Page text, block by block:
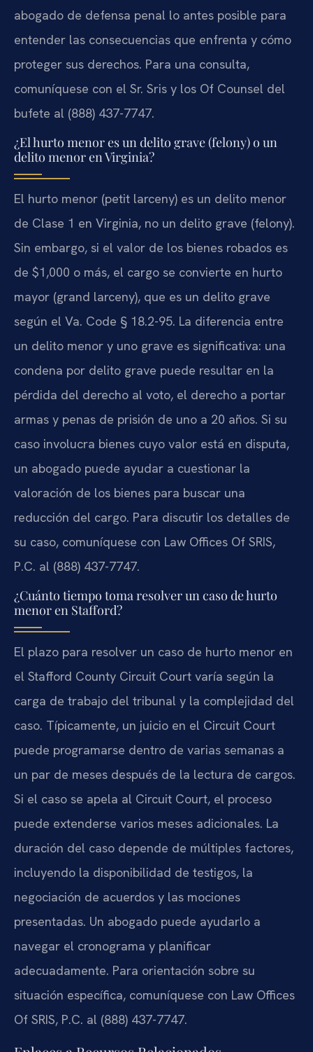
abogado de defensa penal lo antes posible para
entender las consecuencias que enfrenta y cómo
proteger sus derechos. Para una consulta,
comuníquese con el Sr. Sris y los Of Counsel del
bufete al (888) 437-7747.
¿El hurto menor es un delito grave (felony) o un
delito menor en Virginia?
El hurto menor (petit larceny) es un delito menor
de Clase 1 en Virginia, no un delito grave (felony).
Sin embargo, si el valor de los bienes robados es
de $1,000 o más, el cargo se convierte en hurto
mayor (grand larceny), que es un delito grave
según el Va. Code § 18.2-95. La diferencia entre
un delito menor y uno grave es significativa: una
condena por delito grave puede resultar en la
pérdida del derecho al voto, el derecho a portar
armas y penas de prisión de uno a 20 años. Si su
caso involucra bienes cuyo valor está en disputa,
un abogado puede ayudar a cuestionar la
valoración de los bienes para buscar una
reducción del cargo. Para discutir los detalles de
su caso, comuníquese con Law Offices Of SRIS,
P.C. al (888) 437-7747.
¿Cuánto tiempo toma resolver un caso de hurto
menor en Stafford?
El plazo para resolver un caso de hurto menor en
el Stafford County Circuit Court varía según la
carga de trabajo del tribunal y la complejidad del
caso. Típicamente, un juicio en el Circuit Court
puede programarse dentro de varias semanas a
un par de meses después de la lectura de cargos.
Si el caso se apela al Circuit Court, el proceso
puede extenderse varios meses adicionales. La
duración del caso depende de múltiples factores,
incluyendo la disponibilidad de testigos, la
negociación de acuerdos y las mociones
presentadas. Un abogado puede ayudarlo a
navegar el cronograma y planificar
adecuadamente. Para orientación sobre su
situación específica, comuníquese con Law Offices
Of SRIS, P.C. al (888) 437-7747.